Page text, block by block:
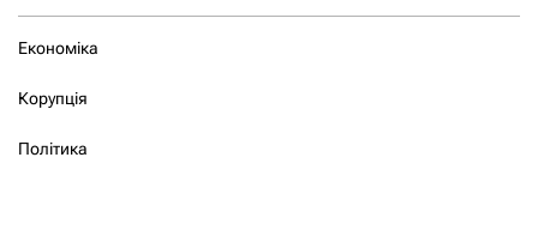
Економіка
Корупція
Політика